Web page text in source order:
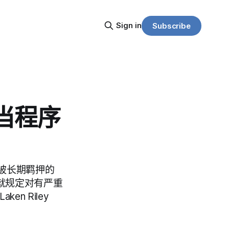
Sign in Subscribe
程序
长期羁押的
规定对有严重
Riley